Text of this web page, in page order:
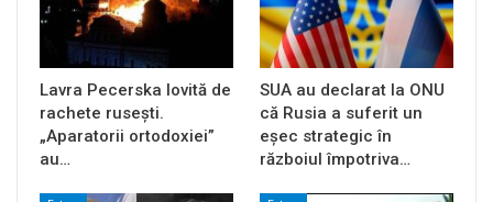
Lavra Pecerska lovită de
rachete rusești.
„Aparatorii ortodoxiei”
au…
SUA au declarat la ONU
că Rusia a suferit un
eșec strategic în
războiul împotriva…